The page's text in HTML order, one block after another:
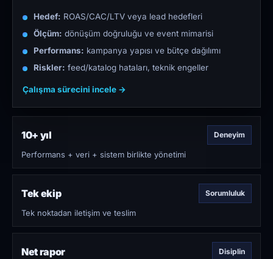
Hedef: ROAS/CAC/LTV veya lead hedefleri
Ölçüm: dönüşüm doğruluğu ve event mimarisi
Performans: kampanya yapısı ve bütçe dağılımı
Riskler: feed/katalog hataları, teknik engeller
Çalışma sürecini incele →
10+ yıl Deneyim
Performans + veri + sistem birlikte yönetimi
Tek ekip Sorumluluk
Tek noktadan iletişim ve teslim
Net rapor Disiplin